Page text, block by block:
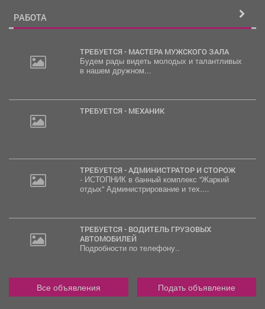
РАБОТА
ТРЕБУЕТСЯ - МАСТЕРА МУЖСКОГО ЗАЛА
Будем рады видеть молодых и талантливых
в нашем дружном...
ТРЕБУЕТСЯ - МЕХАНИК
ТРЕБУЕТСЯ - АДМИНИСТРАТОР И СТОРОЖ
- ИСТОПНИК в банный комплекс "Жаркий
отдых" Администрирование и тех....
ТРЕБУЕТСЯ - ВОДИТЕЛЬ ГРУЗОВЫХ
АВТОМОБИЛЕЙ
Подробности по телефону..
Все объявления Подать объявление